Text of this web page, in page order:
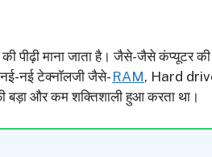
पीढ़ी माना जाता है। जैसे-जैसे कंप्यूटर
नई-नई टेक्नॉलजी जैसे- RAM, Hard
और कम शक्तिशाली हुआ करता था।